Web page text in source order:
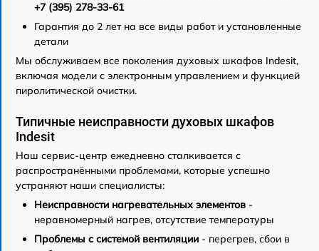
+7 (395) 278-33-61
Гарантия до 2 лет на все виды работ и установленные
детали
Мы обслуживаем все поколения духовых шкафов Indesit,
включая модели с электронным управлением и функцией
пиролитической очистки.
Типичные неисправности духовых шкафов
Indesit
Наш сервис-центр ежедневно сталкивается с
распространёнными проблемами, которые успешно
устраняют наши специалисты:
Неисправности нагревательных элементов -
неравномерный нагрев, отсутствие температуры
Проблемы с системой вентиляции - перегрев, сбои в